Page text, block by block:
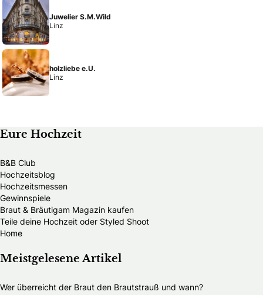
Juwelier S.M.Wild
Linz
holzliebe e.U.
Linz
Eure Hochzeit
B&B Club
Hochzeitsblog
Hochzeitsmessen
Gewinnspiele
Braut & Bräutigam Magazin kaufen
Teile deine Hochzeit oder Styled Shoot
Home
Meistgelesene Artikel
Wer überreicht der Braut den Brautstrauß und wann?